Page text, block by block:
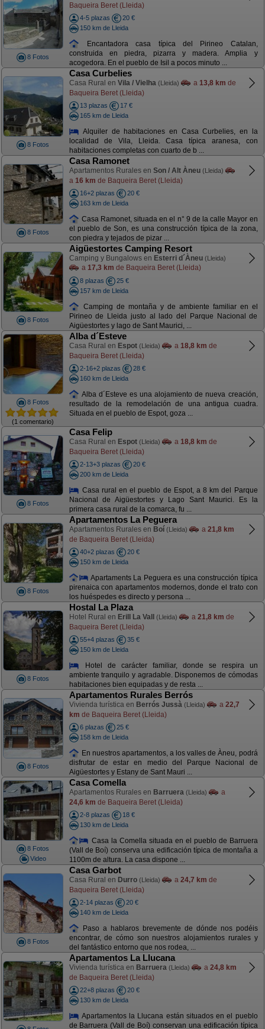
8 Fotos
Baqueira Beret (Lleida)
4-5 plazas
20 €
150 km de Lleida
Encantadora casa típica del Pirineo Catalan,
construida en piedra, pizarra y madera. Amplia y
acogedora. En el pueblo de Isil a pocos minuto ...
8 Fotos
Casa Curbelies
Casa Rural en Vila / Vielha (Lleida) a 13,8 km de
Baqueira Beret (Lleida)
13 plazas
17 €
165 km de Lleida
Alquiler de habitaciones en Casa Curbelies, en la
localidad de Vila, Lleida. Casa típica aranesa, con
habitaciones completas con cuarto de b ...
8 Fotos
Casa Ramonet
Apartamentos Rurales en Son / Alt Àneu (Lleida)
a 16 km de Baqueira Beret (Lleida)
16+2 plazas
20 €
163 km de Lleida
Casa Ramonet, situada en el n° 9 de la calle Mayor en
el pueblo de Son, es una construcción típica de la zona,
con piedra y tejados de pizar ...
8 Fotos
Aigüestortes Camping Resort
Camping y Bungalows en Esterri d´Àneu (Lleida)
a 17,3 km de Baqueira Beret (Lleida)
8 plazas
25 €
157 km de Lleida
Camping de montaña y de ambiente familiar en el
Pirineo de Lleida justo al lado del Parque Nacional de
Aigüestortes y lago de Sant Maurici, ...
8 Fotos
(1 comentario)
Alba d´Esteve
Casa Rural en Espot (Lleida) a 18,8 km de
Baqueira Beret (Lleida)
2-16+2 plazas
28 €
160 km de Lleida
Alba d´Esteve es una alojamiento de nueva creación,
resultado de la remodelación de una antigua cuadra.
Situada en el pueblo de Espot, goza ...
8 Fotos
Casa Felip
Casa Rural en Espot (Lleida) a 18,8 km de
Baqueira Beret (Lleida)
2-13+3 plazas
20 €
200 km de Lleida
Casa rural en el pueblo de Espot, a 8 km del Parque
Nacional de Aigüestortes y Lago Sant Maurici. Es la
primera casa rural de la comarca, fu ...
8 Fotos
Apartamentos La Peguera
Apartamentos Rurales en Boí (Lleida) a 21,8 km
de Baqueira Beret (Lleida)
40+2 plazas
20 €
150 km de Lleida
Apartaments La Peguera es una construcción típica
pirenaica con apartamentos modernos, donde el trato con
los huéspedes es directo y persona ...
8 Fotos
Hostal La Plaza
Hotel Rural en Erill La Vall (Lleida) a 21,8 km de
Baqueira Beret (Lleida)
55+4 plazas
35 €
150 km de Lleida
Hotel de carácter familiar, donde se respira un
ambiente tranquilo y agradable. Disponemos de cómodas
habitaciones bien equipadas y de resta ...
8 Fotos
Apartamentos Rurales Berrós
Vivienda turística en Berrós Jussà (Lleida) a 22,7
km de Baqueira Beret (Lleida)
6 plazas
25 €
158 km de Lleida
En nuestros apartamentos, a los valles de Àneu, podrá
disfrutar de estar en medio del Parque Nacional de
Aigüestortes y Estany de Sant Mauri ...
8 Fotos
Video
Casa Comella
Apartamentos Rurales en Barruera (Lleida)
a
24,6 km de Baqueira Beret (Lleida)
2-8 plazas
18 €
130 km de Lleida
Casa la Comella situada en el pueblo de Barruera
(Vall de Boí) conserva una edificación típica de montaña a
1100m de altura. La casa dispone ...
8 Fotos
Casa Garbot
Casa Rural en Durro (Lleida) a 24,7 km de
Baqueira Beret (Lleida)
2-14 plazas
20 €
140 km de Lleida
Paso a hablaros brevemente de dónde nos podéis
encontrar, de cómo son nuestros alojamientos rurales y
del fantástico entorno que nos rodea, ...
Apartamentos La Llucana
Vivienda turística en Barruera (Lleida) a 24,8 km
de Baqueira Beret (Lleida)
22+8 plazas
20 €
130 km de Lleida
Apartamentos la Llucana están situados en el pueblo
de Barruera (Vall de Boí) conservan una edificación típica